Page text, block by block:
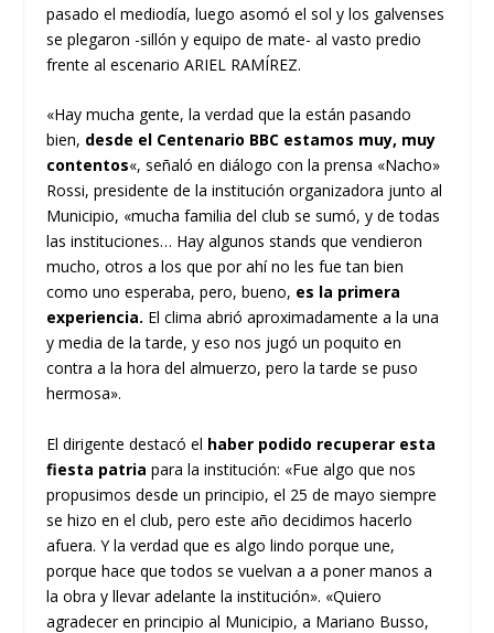
pasado el mediodía, luego asomó el sol y los galvenses
se plegaron -sillón y equipo de mate- al vasto predio
frente al escenario ARIEL RAMÍREZ.
«Hay mucha gente, la verdad que la están pasando
bien, desde el Centenario BBC estamos muy, muy
contentos«, señaló en diálogo con la prensa «Nacho»
Rossi, presidente de la institución organizadora junto al
Municipio, «mucha familia del club se sumó, y de todas
las instituciones… Hay algunos stands que vendieron
mucho, otros a los que por ahí no les fue tan bien
como uno esperaba, pero, bueno, es la primera
experiencia. El clima abrió aproximadamente a la una
y media de la tarde, y eso nos jugó un poquito en
contra a la hora del almuerzo, pero la tarde se puso
hermosa».
El dirigente destacó el haber podido recuperar esta
fiesta patria para la institución: «Fue algo que nos
propusimos desde un principio, el 25 de mayo siempre
se hizo en el club, pero este año decidimos hacerlo
afuera. Y la verdad que es algo lindo porque une,
porque hace que todos se vuelvan a a poner manos a
la obra y llevar adelante la institución». «Quiero
agradecer en principio al Municipio, a Mariano Busso,